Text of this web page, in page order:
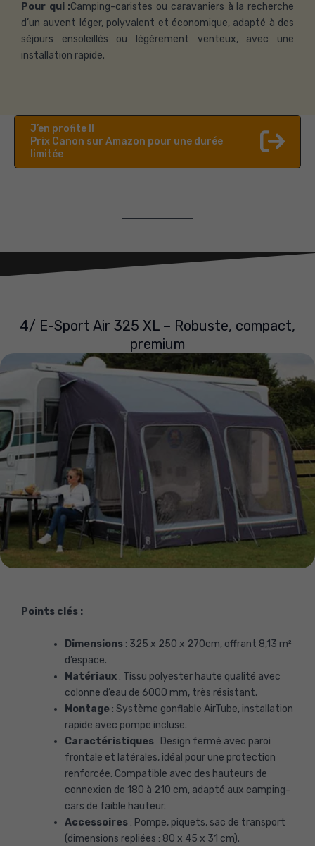
Pour qui :Camping-caristes ou caravaniers à la recherche
d’un auvent léger, polyvalent et économique, adapté à des
séjours ensoleillés ou légèrement venteux, avec une
installation rapide.
J’en profite !!
Prix Canon sur Amazon pour une durée
limitée
4/ E-Sport Air 325 XL – Robuste, compact,
premium
Points clés :
Dimensions : 325 x 250 x 270cm, offrant 8,13 m²
d’espace.
Matériaux : Tissu polyester haute qualité avec
colonne d’eau de 6000 mm, très résistant.
Montage : Système gonflable AirTube, installation
rapide avec pompe incluse.
Caractéristiques : Design fermé avec paroi
frontale et latérales, idéal pour une protection
renforcée. Compatible avec des hauteurs de
connexion de 180 à 210 cm, adapté aux camping-
cars de faible hauteur.
Accessoires : Pompe, piquets, sac de transport
(dimensions repliées : 80 x 45 x 31 cm).